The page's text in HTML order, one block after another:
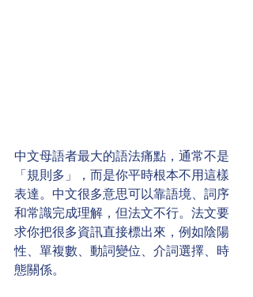
中文母語者最大的語法痛點，通常不是
「規則多」，而是你平時根本不用這樣
表達。中文很多意思可以靠語境、詞序
和常識完成理解，但法文不行。法文要
求你把很多資訊直接標出來，例如陰陽
性、單複數、動詞變位、介詞選擇、時
態關係。